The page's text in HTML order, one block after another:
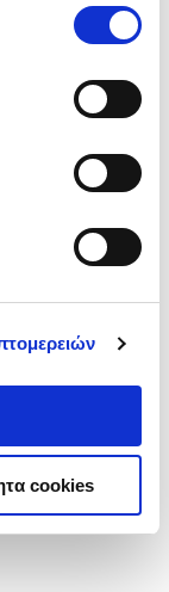
με την
σχετικά με
cookies